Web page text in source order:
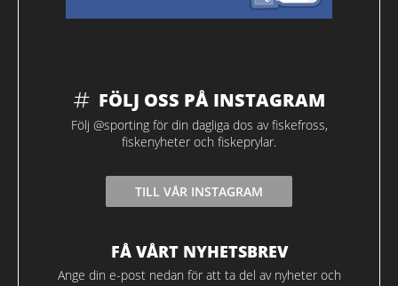
FÖLJ OSS PÅ INSTAGRAM
Följ @sporting för din dagliga dos av fiskefross,
fiskenyheter och fiskeprylar.
TILL VÅR INSTAGRAM
FÅ VÅRT NYHETSBREV
Ange din e-post nedan för att ta del av nyheter och